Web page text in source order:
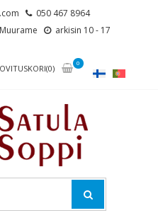
050 467 8964
arkisin 10 - 17
0